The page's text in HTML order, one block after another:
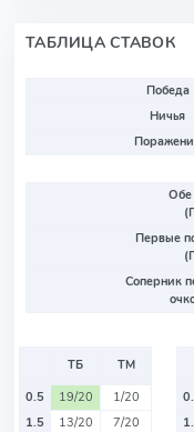
ТАБЛИЦА СТАВОК
Победа
Ничья
Обе
Первые
Соперник
ТБ
ТМ
0.5
19/20
1/20
1.5
13/20
7/20